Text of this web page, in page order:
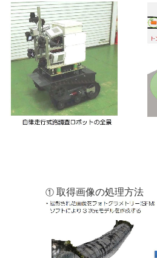
① 取得画像の処理方法